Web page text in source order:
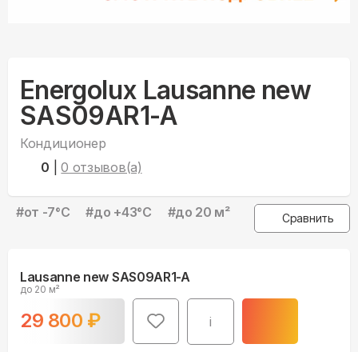
Energolux Lausanne new
SAS09AR1-A
Кондиционер
0
0 отзывов(а)
#от -7°С #до +43°С #до 20 м² Сравнить
Lausanne new SAS09AR1-A
до 20 м²
29 800 ₽ i